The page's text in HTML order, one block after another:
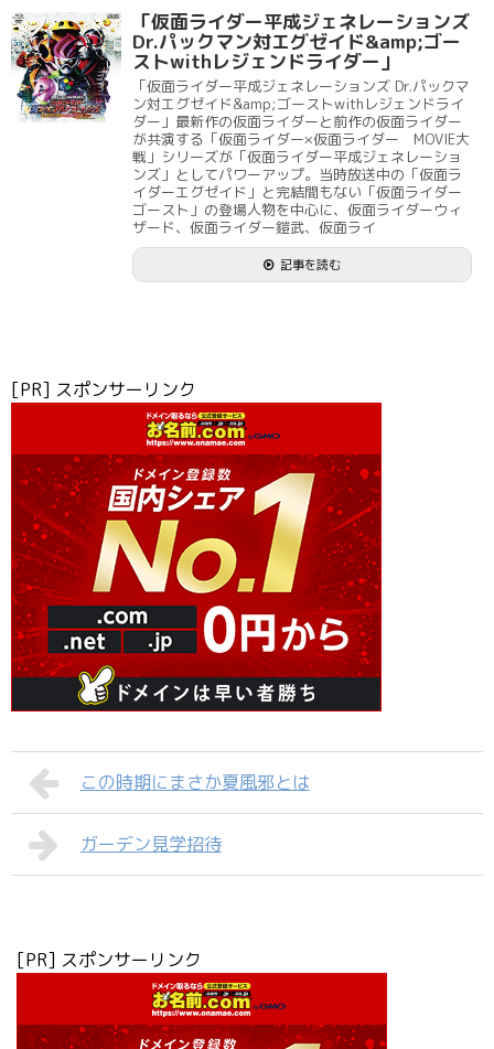
「仮面ライダー平成ジェネレーションズ
Dr.パックマン対エグゼイド&amp;ゴー
ストwithレジェンドライダー」
「仮面ライダー平成ジェネレーションズ Dr.パックマ
ン対エグゼイド&amp;ゴーストwithレジェンドライ
ダー」最新作の仮面ライダーと前作の仮面ライダー
が共演する「仮面ライダー×仮面ライダー MOVIE大
戦」シリーズが「仮面ライダー平成ジェネレーショ
ンズ」としてパワーアップ。当時放送中の「仮面ラ
イダーエグゼイド」と完結間もない「仮面ライダー
ゴースト」の登場人物を中心に、仮面ライダーウィ
ザード、仮面ライダー鎧武、仮面ライ
記事を読む
[PR] スポンサーリンク
この時期にまさか夏風邪とは
ガーデン見学招待
[PR] スポンサーリンク